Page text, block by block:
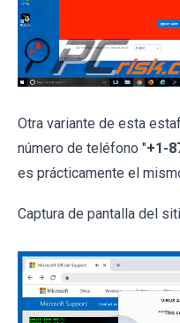
Otra variante de esta
número de teléfono "+1-
es prácticamente el
Captura de pantalla del